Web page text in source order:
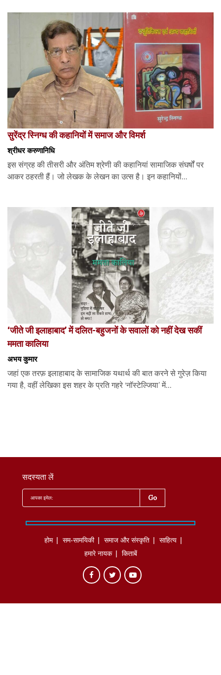
सुरेंद्र स्निग्ध की कहानियों में समाज और विमर्श
श्रीधर करुणानिधि
इस संग्रह की तीसरी और अंतिम श्रेणी की कहानियां सामाजिक संघर्षों पर
आकर ठहरती हैं। जो लेखक के लेखन का उत्स है। इन कहानियों...
‘जीते जी इलाहाबाद’ में दलित-बहुजनों के सवालों को नहीं देख सकीं
ममता कालिया
अभय कुमार
जहां एक तरफ़ इलाहाबाद के सामाजिक यथार्थ की बात करने से गुरेज़ किया
गया है, वहीं लेखिका इस शहर के प्रति गहरे ‘नॉस्टेल्जिया’ में...
सदस्यता लें
होम सम-सामयिकी समाज और संस्कृति
साहित्‍य
हमारे नायक
किताबें